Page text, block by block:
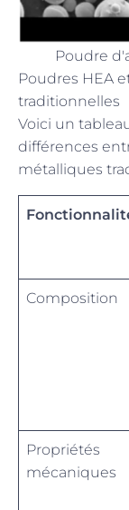
Poudre
Poudres HEA
traditionnelles
Voici un
différences
métalliques
Composition
Propriétés
mécaniques